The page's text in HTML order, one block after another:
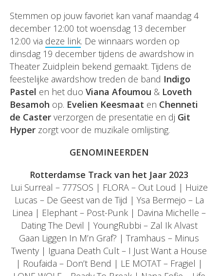
Stemmen op jouw favoriet kan vanaf maandag 4
december 12:00 tot woensdag 13 december
12:00 via deze link. De winnaars worden op
dinsdag 19 december tijdens de awardshow in
Theater Zuidplein bekend gemaakt. Tijdens de
feestelijke awardshow treden de band Indigo
Pastel en het duo Viana Afoumou & Loveth
Besamoh op. Evelien Keesmaat en Chenneti
de Caster verzorgen de presentatie en dj Git
Hyper zorgt voor de muzikale omlijsting.
GENOMINEERDEN
Rotterdamse Track van het Jaar 2023
Lui Surreal – 777SOS | FLORA – Out Loud | Huize
Lucas – De Geest van de Tijd | Ysa Bermejo – La
Linea | Elephant – Post-Punk | Davina Michelle –
Dating The Devil | YoungRubbi – Zal Ik Alvast
Gaan Liggen In M’n Graf? | Tramhaus – Minus
Twenty | Iguana Death Cult – I Just Want a House
| Roufaida – Don’t Bend | LE MOTAT – Fragiel |